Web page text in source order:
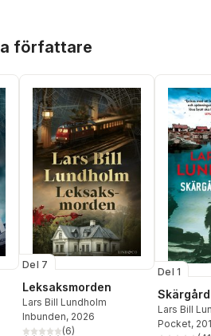
författare
Del 7
Leksaksmorden
Lars Bill Lundholm
Inbunden, 2026
(6)
Del 1
Lars Bill
Pocket,